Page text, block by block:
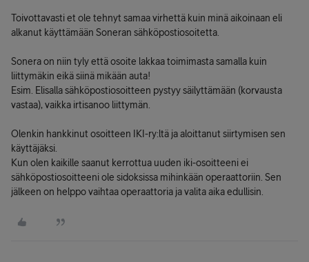
Toivottavasti et ole tehnyt samaa virhettä kuin minä aikoinaan eli
alkanut käyttämään Soneran sähköpostiosoitetta.
Sonera on niin tyly että osoite lakkaa toimimasta samalla kuin
liittymäkin eikä siinä mikään auta!
Esim. Elisalla sähköpostiosoitteen pystyy säilyttämään (korvausta
vastaa), vaikka irtisanoo liittymän.
Olenkin hankkinut osoitteen IKI-ry:ltä ja aloittanut siirtymisen sen
käyttäjäksi.
Kun olen kaikille saanut kerrottua uuden iki-osoitteeni ei
sähköpostiosoitteeni ole sidoksissa mihinkään operaattoriin. Sen
jälkeen on helppo vaihtaa operaattoria ja valita aika edullisin.